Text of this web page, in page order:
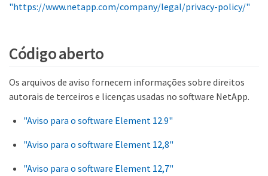
"https://www.netapp.com/company/legal/privacy-policy/"
Código aberto
Os arquivos de aviso fornecem informações sobre direitos
autorais de terceiros e licenças usadas no software NetApp.
"Aviso para o software Element 12.9"
"Aviso para o software Element 12,8"
"Aviso para o software Element 12,7"